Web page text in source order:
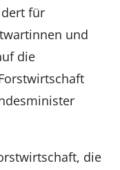
für
und
die
die